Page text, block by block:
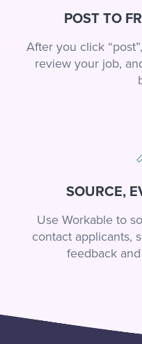
POST TO
After you click
review your job,
SOURCE,
Use Workable to
contact applicants,
feedback